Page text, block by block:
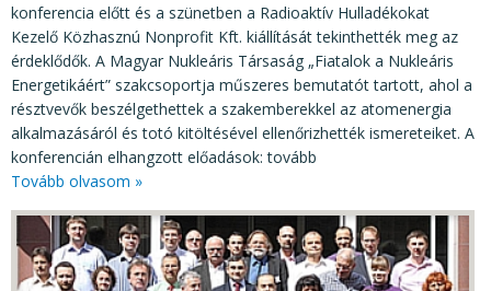
konferencia előtt és a szünetben a Radioaktív Hulladékokat
Kezelő Közhasznú Nonprofit Kft. kiállítását tekinthették meg az
érdeklődők. A Magyar Nukleáris Társaság „Fiatalok a Nukleáris
Energetikáért” szakcsoportja műszeres bemutatót tartott, ahol a
résztvevők beszélgethettek a szakemberekkel az atomenergia
alkalmazásáról és totó kitöltésével ellenőrizhették ismereteiket. A
konferencián elhangzott előadások: tovább
Tovább olvasom »